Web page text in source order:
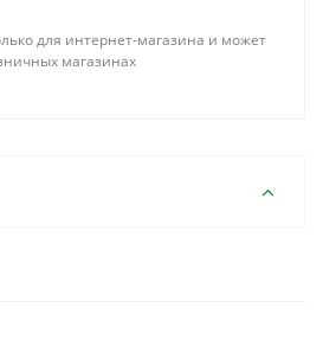
для интернет-магазина и может
магазинах